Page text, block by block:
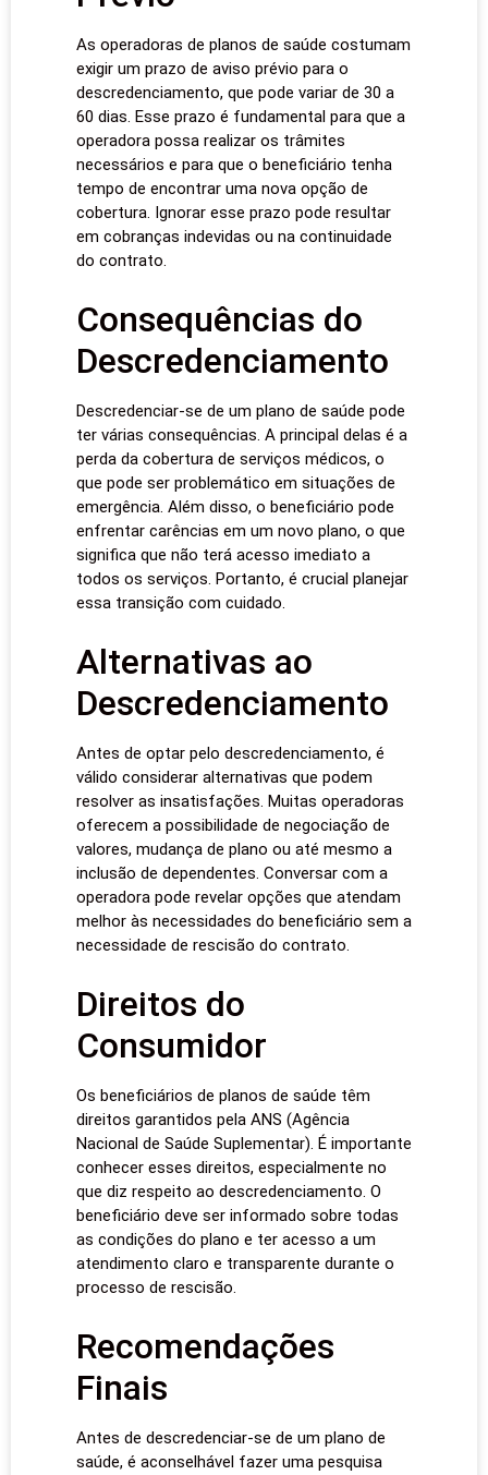
As operadoras de planos de saúde costumam
exigir um prazo de aviso prévio para o
descredenciamento, que pode variar de 30 a
60 dias. Esse prazo é fundamental para que a
operadora possa realizar os trâmites
necessários e para que o beneficiário tenha
tempo de encontrar uma nova opção de
cobertura. Ignorar esse prazo pode resultar
em cobranças indevidas ou na continuidade
do contrato.
Consequências do
Descredenciamento
Descredenciar-se de um plano de saúde pode
ter várias consequências. A principal delas é a
perda da cobertura de serviços médicos, o
que pode ser problemático em situações de
emergência. Além disso, o beneficiário pode
enfrentar carências em um novo plano, o que
significa que não terá acesso imediato a
todos os serviços. Portanto, é crucial planejar
essa transição com cuidado.
Alternativas ao
Descredenciamento
Antes de optar pelo descredenciamento, é
válido considerar alternativas que podem
resolver as insatisfações. Muitas operadoras
oferecem a possibilidade de negociação de
valores, mudança de plano ou até mesmo a
inclusão de dependentes. Conversar com a
operadora pode revelar opções que atendam
melhor às necessidades do beneficiário sem a
necessidade de rescisão do contrato.
Direitos do
Consumidor
Os beneficiários de planos de saúde têm
direitos garantidos pela ANS (Agência
Nacional de Saúde Suplementar). É importante
conhecer esses direitos, especialmente no
que diz respeito ao descredenciamento. O
beneficiário deve ser informado sobre todas
as condições do plano e ter acesso a um
atendimento claro e transparente durante o
processo de rescisão.
Recomendações
Finais
Antes de descredenciar-se de um plano de
saúde, é aconselhável fazer uma pesquisa